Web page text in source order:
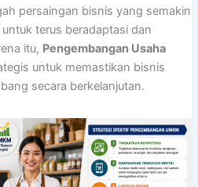
persaingan bisnis yang semakin
terus beradaptasi dan
itu, Pengembangan Usaha
untuk memastikan bisnis
secara berkelanjutan.